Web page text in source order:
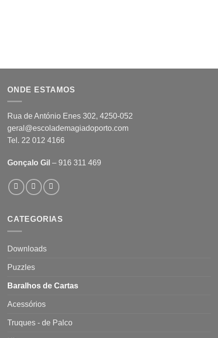
ONDE ESTAMOS
Rua de António Enes 302, 4250-052
geral@escolademagiadoporto.com
Tel. 22 012 4166
Gonçalo Gil – 916 311 469
CATEGORIAS
Downloads
Puzzles
Baralhos de Cartas
Acessórios
Truques - de Palco